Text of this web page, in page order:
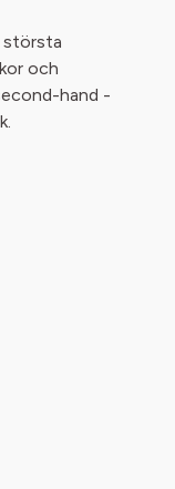
största
och
hand -